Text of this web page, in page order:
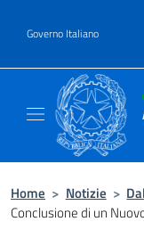
Governo Italiano
Home > Notizie >
Conclusione di un